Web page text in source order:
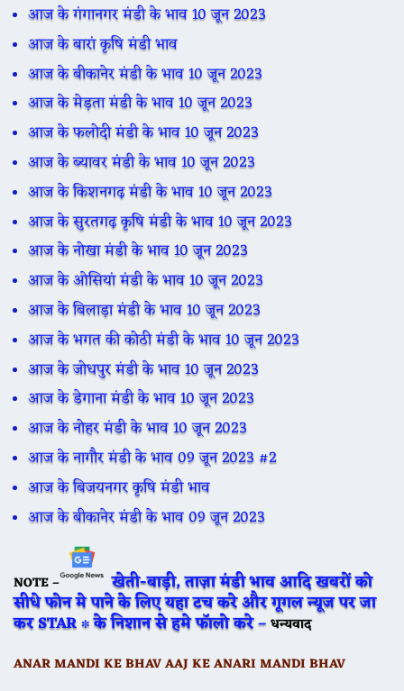
आज के गंगानगर मंडी के भाव 10 जून 2023
आज के बारां कृषि मंडी भाव
आज के बीकानेर मंडी के भाव 10 जून 2023
आज के मेड़ता मंडी के भाव 10 जून 2023
आज के फलोदी मंडी के भाव 10 जून 2023
आज के ब्यावर मंडी के भाव 10 जून 2023
आज के किशनगढ़ मंडी के भाव 10 जून 2023
आज के सुरतगढ़ कृषि मंडी के भाव 10 जून 2023
आज के नोखा मंडी के भाव 10 जून 2023
आज के ओसियां मंडी के भाव 10 जून 2023
आज के बिलाड़ा मंडी के भाव 10 जून 2023
आज के भगत की कोठी मंडी के भाव 10 जून 2023
आज के जोधपुर मंडी के भाव 10 जून 2023
आज के डेगाना मंडी के भाव 10 जून 2023
आज के नोहर मंडी के भाव 10 जून 2023
आज के नागौर मंडी के भाव 09 जून 2023 #2
आज के बिजयनगर कृषि मंडी भाव
आज के बीकानेर मंडी के भाव 09 जून 2023
NOTE – खेती-बाड़ी, ताज़ा मंडी भाव आदि खबरों को
सीधे फोन मे पाने के लिए यहा टच करे और गूगल न्यूज पर जा
कर STAR ∗ के निशान से हमे फॉलो करे – धन्यवाद
ANARMANDI KE BHAV AAJ KEANARI MANDI BHAV